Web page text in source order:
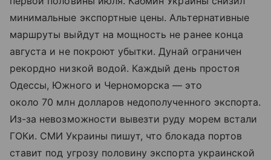
минимальные экспортные цены. Альтернативные
маршруты выйдут на мощность не ранее конца
августа и не покроют убытки. Дунай ограничен
рекордно низкой водой. Каждый день простоя
Одессы, Южного и Черноморска — это
около 70 млн долларов недополученного экспорта.
Из-за невозможности вывезти руду морем встали
ГОКи. СМИ Украины пишут, что блокада портов
ставит под угрозу половину экспорта украинской